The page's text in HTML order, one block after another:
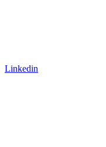
Linkedin